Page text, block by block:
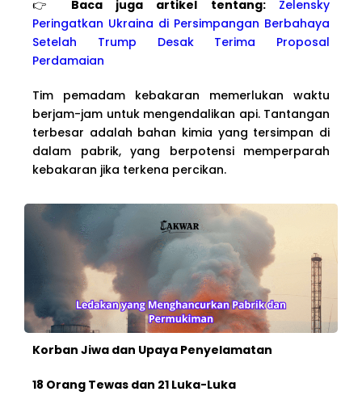
👉 Baca juga artikel tentang: Zelensky
Peringatkan Ukraina di Persimpangan Berbahaya
Setelah Trump Desak Terima Proposal
Perdamaian
Tim pemadam kebakaran memerlukan waktu
berjam-jam untuk mengendalikan api. Tantangan
terbesar adalah bahan kimia yang tersimpan di
dalam pabrik, yang berpotensi memperparah
kebakaran jika terkena percikan.
Korban Jiwa dan Upaya Penyelamatan
18 Orang Tewas dan 21 Luka-Luka